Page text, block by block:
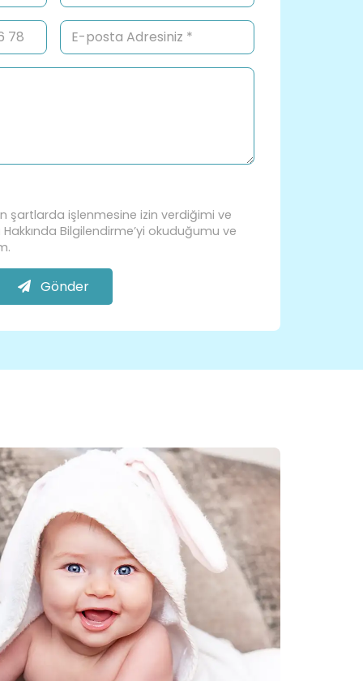
şartlarda işlenmesine izin verdiğimi ve
Hakkında Bilgilendirme’yi okuduğumu ve
Gönder